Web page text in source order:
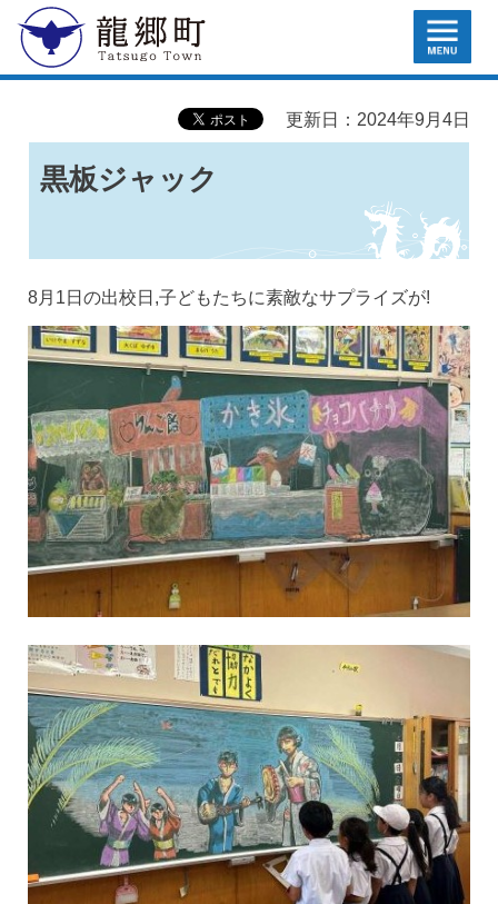
龍郷町 MENU
更新日：2024年9月4日
黒板ジャック
8月1日の出校日,子どもたちに素敵なサプライズが!